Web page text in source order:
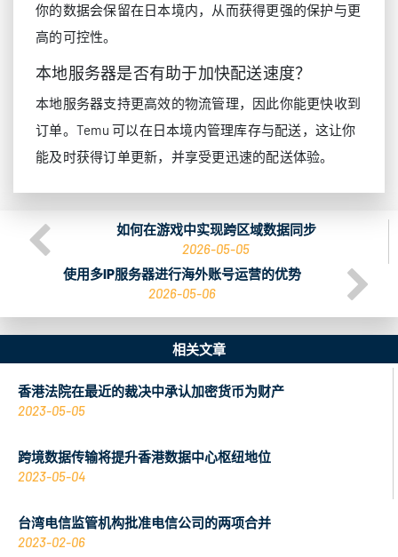
你的数据会保留在日本境内，从而获得更强的保护与更
高的可控性。
本地服务器是否有助于加快配送速度？
本地服务器支持更高效的物流管理，因此你能更快收到
订单。Temu 可以在日本境内管理库存与配送，这让你
能及时获得订单更新，并享受更迅速的配送体验。
如何在游戏中实现跨区域数据同步
2026-05-05
使用多IP服务器进行海外账号运营的优势
2026-05-06
相关文章
香港法院在最近的裁决中承认加密货币为财产
2023-05-05
跨境数据传输将提升香港数据中心枢纽地位
2023-05-04
台湾电信监管机构批准电信公司的两项合并
2023-02-06